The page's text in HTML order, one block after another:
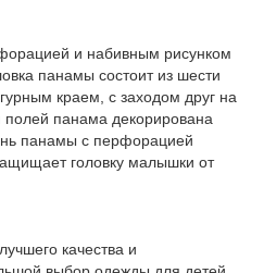
и набивным рисунком
панамы состоит из шести
краем, с заходом друг на
полей панама декорирована
панамы с перфорацией
головку малышки от
качества и